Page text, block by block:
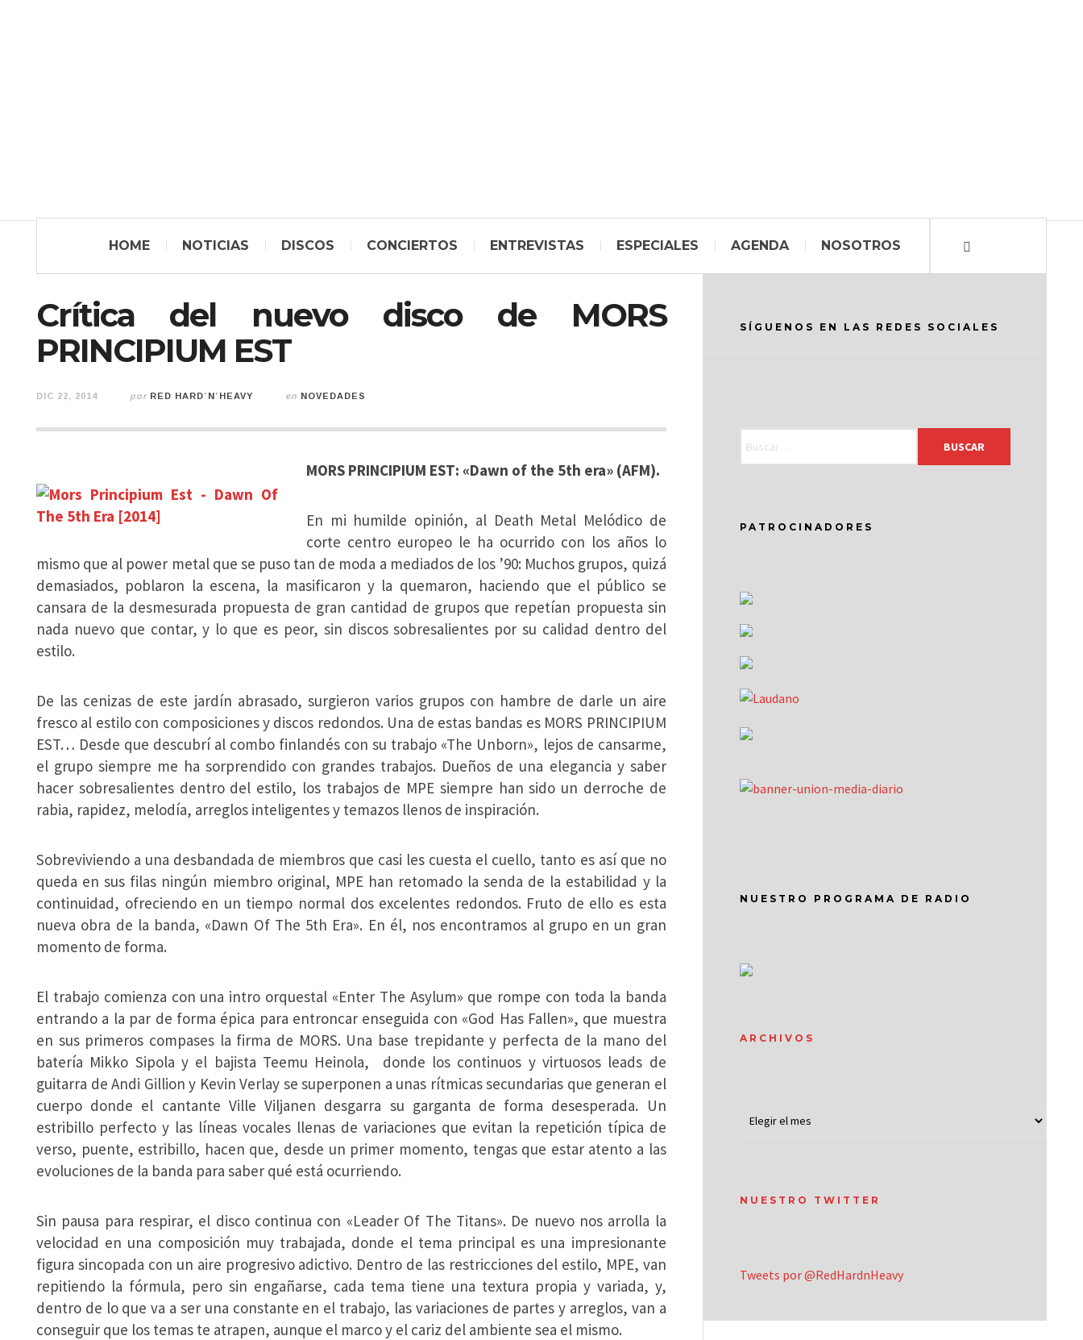
HOME NOTICIAS DISCOS CONCIERTOS ENTREVISTAS ESPECIALES AGENDA NOSOTROS
Crítica del nuevo disco de MORS
PRINCIPIUM EST
DIC 22, 2014 por RED HARD´N´HEAVY en NOVEDADES
MORS PRINCIPIUM EST: «Dawn of the 5th era» (AFM).
En mi humilde opinión, al Death Metal Melódico de
corte centro europeo le ha ocurrido con los años lo
mismo que al power metal que se puso tan de moda a mediados de los ’90: Muchos grupos, quizá
demasiados, poblaron la escena, la masificaron y la quemaron, haciendo que el público se
cansara de la desmesurada propuesta de gran cantidad de grupos que repetían propuesta sin
nada nuevo que contar, y lo que es peor, sin discos sobresalientes por su calidad dentro del
estilo.
De las cenizas de este jardín abrasado, surgieron varios grupos con hambre de darle un aire
fresco al estilo con composiciones y discos redondos. Una de estas bandas es MORS PRINCIPIUM
EST… Desde que descubrí al combo finlandés con su trabajo «The Unborn», lejos de cansarme,
el grupo siempre me ha sorprendido con grandes trabajos. Dueños de una elegancia y saber
hacer sobresalientes dentro del estilo, los trabajos de MPE siempre han sido un derroche de
rabia, rapidez, melodía, arreglos inteligentes y temazos llenos de inspiración.
Sobreviviendo a una desbandada de miembros que casi les cuesta el cuello, tanto es así que no
queda en sus filas ningún miembro original, MPE han retomado la senda de la estabilidad y la
continuidad, ofreciendo en un tiempo normal dos excelentes redondos. Fruto de ello es esta
nueva obra de la banda, «Dawn Of The 5th Era». En él, nos encontramos al grupo en un gran
momento de forma.
El trabajo comienza con una intro orquestal «Enter The Asylum» que rompe con toda la banda
entrando a la par de forma épica para entroncar enseguida con «God Has Fallen», que muestra
en sus primeros compases la firma de MORS. Una base trepidante y perfecta de la mano del
batería Mikko Sipola y el bajista Teemu Heinola, donde los continuos y virtuosos leads de
guitarra de Andi Gillion y Kevin Verlay se superponen a unas rítmicas secundarias que generan el
cuerpo donde el cantante Ville Viljanen desgarra su garganta de forma desesperada. Un
estribillo perfecto y las líneas vocales llenas de variaciones que evitan la repetición típica de
verso, puente, estribillo, hacen que, desde un primer momento, tengas que estar atento a las
evoluciones de la banda para saber qué está ocurriendo.
Sin pausa para respirar, el disco continua con «Leader Of The Titans». De nuevo nos arrolla la
velocidad en una composición muy trabajada, donde el tema principal es una impresionante
figura sincopada con un aire progresivo adictivo. Dentro de las restricciones del estilo, MPE, van
repitiendo la fórmula, pero sin engañarse, cada tema tiene una textura propia y variada, y,
dentro de lo que va a ser una constante en el trabajo, las variaciones de partes y arreglos, van a
conseguir que los temas te atrapen, aunque el marco y el cariz del ambiente sea el mismo.
SÍGUENOS EN LAS REDES SOCIALES
PATROCINADORES
NUESTRO PROGRAMA DE RADIO
ARCHIVOS
NUESTRO TWITTER
Tweets por @RedHardnHeavy